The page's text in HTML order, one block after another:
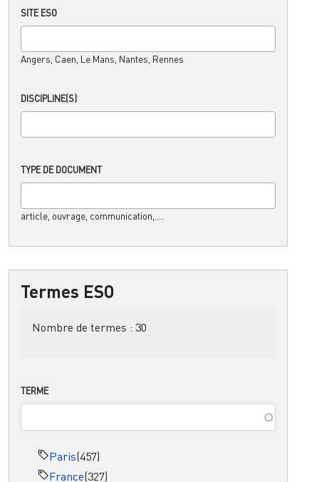
SITE ESO
Angers, Caen, Le Mans, Nantes, Rennes
DISCIPLINE(S)
TYPE DE DOCUMENT
article, ouvrage, communication,....
Termes ESO
Nombre de termes : 30
TERME
Paris(457)
France(327)